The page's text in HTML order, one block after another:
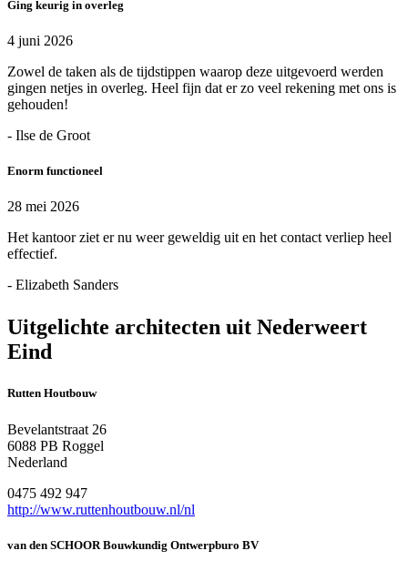
Ging keurig in overleg
4 juni 2026
Zowel de taken als de tijdstippen waarop deze uitgevoerd werden
gingen netjes in overleg. Heel fijn dat er zo veel rekening met ons is
gehouden!
- Ilse de Groot
Enorm functioneel
28 mei 2026
Het kantoor ziet er nu weer geweldig uit en het contact verliep heel
effectief.
- Elizabeth Sanders
Uitgelichte architecten uit Nederweert
Eind
Rutten Houtbouw
Bevelantstraat 26
6088 PB Roggel
Nederland
0475 492 947
http://www.ruttenhoutbouw.nl/nl
van den SCHOOR Bouwkundig Ontwerpburo BV